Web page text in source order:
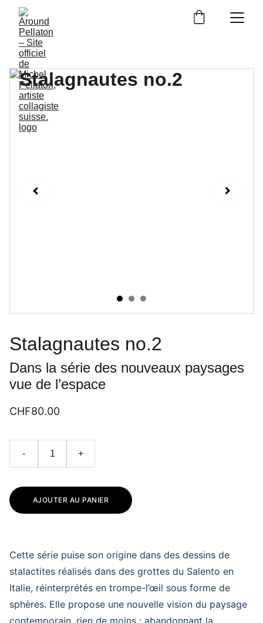
Stalagnautes no.2
Dans la série des nouveaux paysages
vue de l’espace
CHF80.00
- +
AJOUTER AU PANIER
Cette série puise son origine dans des dessins de
stalactites réalisés dans des grottes du Salento en
Italie, réinterprétés en trompe-l’œil sous forme de
sphères. Elle propose une nouvelle vision du paysage
contemporain, rien de moins : abandonnant la